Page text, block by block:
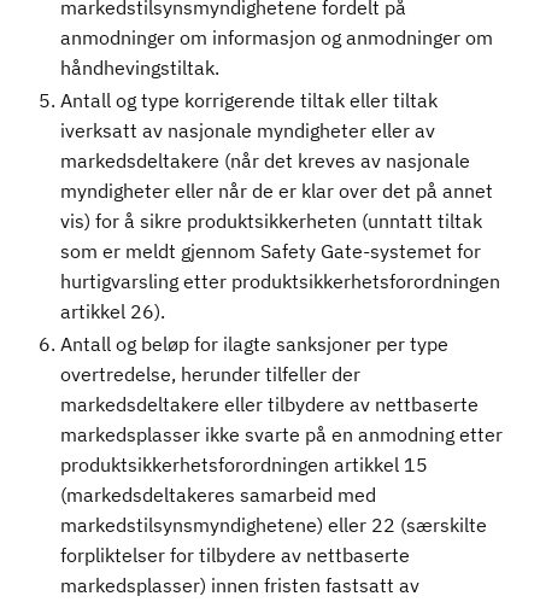
markedstilsynsmyndighetene fordelt på
anmodninger om informasjon og anmodninger om
håndhevingstiltak.
Antall og type korrigerende tiltak eller tiltak
iverksatt av nasjonale myndigheter eller av
markedsdeltakere (når det kreves av nasjonale
myndigheter eller når de er klar over det på annet
vis) for å sikre produktsikkerheten (unntatt tiltak
som er meldt gjennom Safety Gate-systemet for
hurtigvarsling etter produktsikkerhetsforordningen
artikkel 26).
Antall og beløp for ilagte sanksjoner per type
overtredelse, herunder tilfeller der
markedsdeltakere eller tilbydere av nettbaserte
markedsplasser ikke svarte på en anmodning etter
produktsikkerhetsforordningen artikkel 15
(markedsdeltakeres samarbeid med
markedstilsynsmyndighetene) eller 22 (særskilte
forpliktelser for tilbydere av nettbaserte
markedsplasser) innen fristen fastsatt av